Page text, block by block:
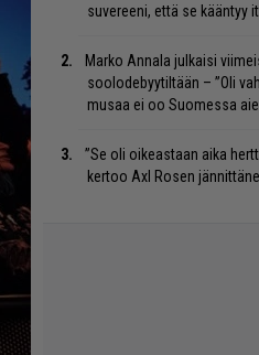
suvereeni, että se kääntyy
Marko Annala julkaisi
soolodebyytiltään – ”Oli
musaa ei oo Suomessa
”Se oli oikeastaan aika
kertoo Axl Rosen